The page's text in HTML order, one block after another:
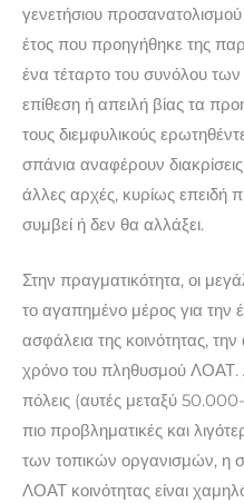
γενετήσιου
έτος που προηγήθηκε της
ένα τέταρτο του συνόλου
επίθεση ή απειλή βίας τα
τους διεμφυλικούς
σπάνια αναφέρουν
άλλες αρχές, κυρίως επειδή
συμβεί ή δεν θα αλλάξει.
Στην πραγματικότητα, οι
το αγαπημένο μέρος για την
ασφάλεια της κοινότητας,
χρόνο του πληθυσμού ΛΟΑΤ.
πόλεις (αυτές μεταξύ
πιο προβληματικές και
των τοπικών οργανισμών, η
ΛΟΑΤ κοινότητας είναι